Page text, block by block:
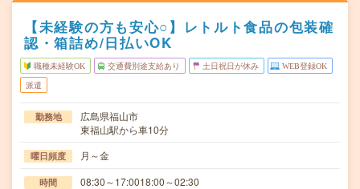
【未経験の方も安心○】レトルト食品の包装確
認・箱詰め/日払いOK
職種未経験OK 交通費別途支給あり 土日祝日が休み WEB登録OK
派遣
勤務地
広島県福山市
東福山駅から車10分
曜日頻度 月～金
時間 08:30～17:0018:00～02:30